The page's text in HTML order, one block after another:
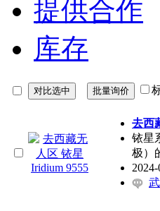
提供合作
库存
去西
铱星
极）